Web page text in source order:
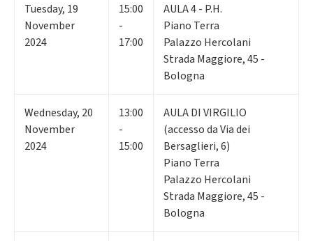
Tuesday, 19
November
2024
15:00
-
17:00
AULA 4 - P.H.
Piano Terra
Palazzo Hercolani
Strada Maggiore, 45 -
Bologna
Wednesday, 20
November
2024
13:00
-
15:00
AULA DI VIRGILIO
(accesso da Via dei
Bersaglieri, 6)
Piano Terra
Palazzo Hercolani
Strada Maggiore, 45 -
Bologna